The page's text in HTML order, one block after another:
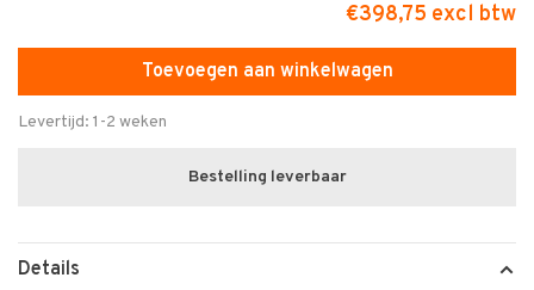
€398,75 excl btw
Toevoegen aan winkelwagen
Levertijd: 1-2 weken
Bestelling leverbaar
Details